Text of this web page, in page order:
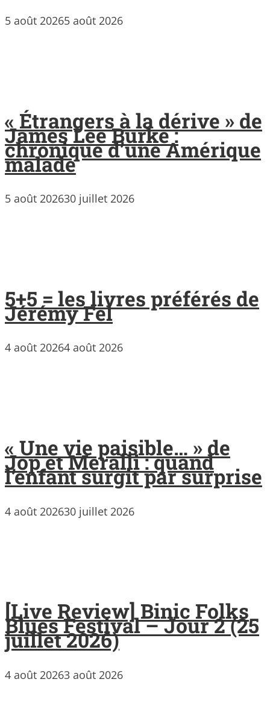
5 août 20265 août 2026
« Étrangers à la dérive » de
James Lee Burke :
chronique d’une Amérique
malade
5 août 202630 juillet 2026
5+5 = les livres préférés de
Jérémy Fel
4 août 20264 août 2026
« Une vie paisible… » de
Jop et Meralli : quand
l’enfant surgit par surprise
4 août 202630 juillet 2026
[Live Review] Binic Folks
Blues Festival – Jour 2 (25
juillet 2026)
4 août 20263 août 2026